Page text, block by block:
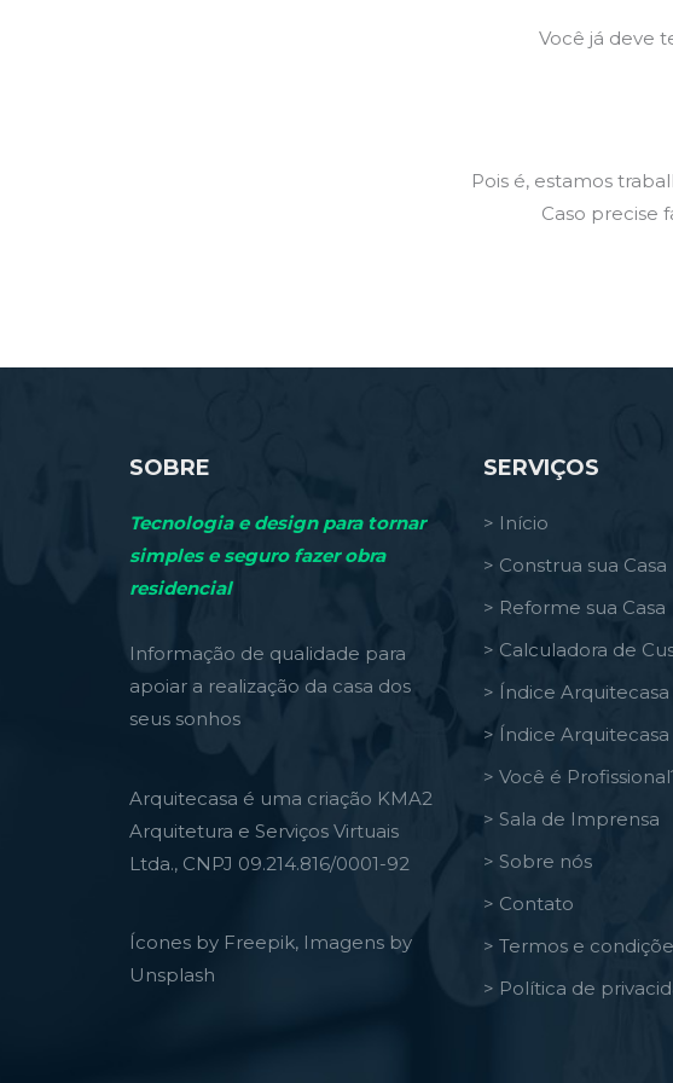
Você já deve
Pois é, estamos
Caso precise
SOBRE
Tecnologia e design para tornar
simples e seguro fazer obra
residencial
Informação de qualidade para
apoiar a realização da casa dos
seus sonhos
Arquitecasa é uma criação KMA2
Arquitetura e Serviços Virtuais
Ltda., CNPJ 09.214.816/0001-92
Ícones by Freepik, Imagens by
Unsplash
SERVIÇOS
> Início
> Construa sua Casa
> Reforme sua Casa
> Calculadora de
> Índice Arquitecasa
> Índice Arquitecasa
> Você é
> Sala de Imprensa
> Sobre nós
> Contato
> Termos e
> Política de